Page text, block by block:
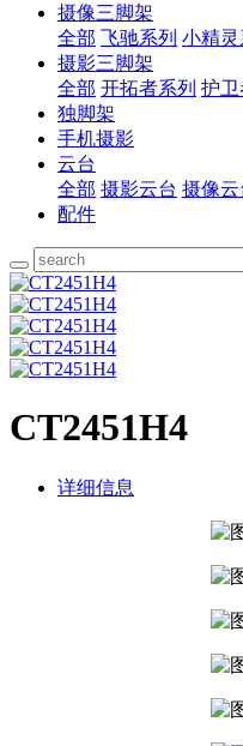
摄像三脚架
全部 飞驰系列 小精灵
摄影三脚架
全部 开拓者系列 护卫
独脚架
手机摄影
云台
全部 摄影云台 摄像云
配件
CT2451H4
详细信息